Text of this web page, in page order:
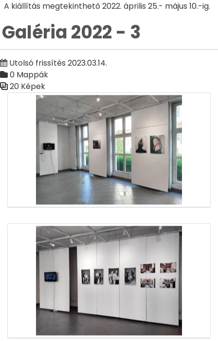
A kiállítás megtekinthető 2022. április 25.- május 10.-ig.
Galéria 2022 - 3
Utolsó frissítés 2023.03.14.
0 Mappák
20 Képek